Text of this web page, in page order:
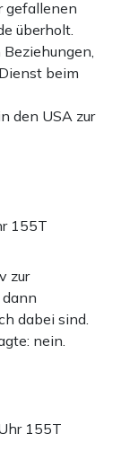
gefallenen
überholt.
Beziehungen,
beim
den USA zur
155T
zur
dabei sind.
nein.
155T